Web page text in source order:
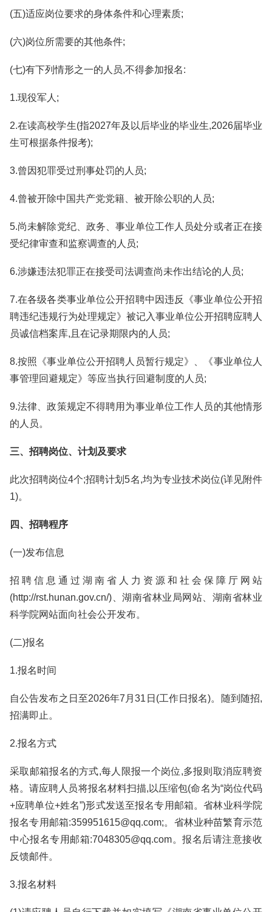
(五)适应岗位要求的身体条件和心理素质;
(六)岗位所需要的其他条件;
(七)有下列情形之一的人员,不得参加报名:
1.现役军人;
2.在读高校学生(指2027年及以后毕业的毕业生,2026届毕业
生可根据条件报考);
3.曾因犯罪受过刑事处罚的人员;
4.曾被开除中国共产党党籍、被开除公职的人员;
5.尚未解除党纪、政务、事业单位工作人员处分或者正在接
受纪律审查和监察调查的人员;
6.涉嫌违法犯罪正在接受司法调查尚未作出结论的人员;
7.在各级各类事业单位公开招聘中因违反《事业单位公开招
聘违纪违规行为处理规定》被记入事业单位公开招聘应聘人
员诚信档案库,且在记录期限内的人员;
8.按照《事业单位公开招聘人员暂行规定》、《事业单位人
事管理回避规定》等应当执行回避制度的人员;
9.法律、政策规定不得聘用为事业单位工作人员的其他情形
的人员。
三、招聘岗位、计划及要求
此次招聘岗位4个;招聘计划5名,均为专业技术岗位(详见附件
1)。
四、招聘程序
(一)发布信息
招聘信息通过湖南省人力资源和社会保障厅网站
(http://rst.hunan.gov.cn/)、湖南省林业局网站、湖南省林业
科学院网站面向社会公开发布。
(二)报名
1.报名时间
自公告发布之日至2026年7月31日(工作日报名)。随到随招,
招满即止。
2.报名方式
采取邮箱报名的方式,每人限报一个岗位,多报则取消应聘资
格。请应聘人员将报名材料扫描,以压缩包(命名为“岗位代码
+应聘单位+姓名”)形式发送至报名专用邮箱。省林业科学院
报名专用邮箱:359951615@qq.com;。省林业种苗繁育示范
中心报名专用邮箱:7048305@qq.com。报名后请注意接收
反馈邮件。
3.报名材料